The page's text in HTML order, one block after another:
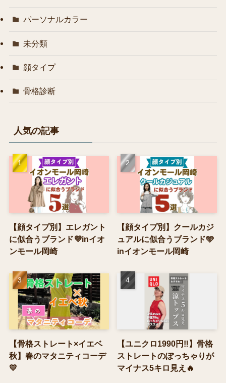
パーソナルカラー
未分類
顔タイプ
骨格診断
人気の記事
【顔タイプ別】エレガント
に似合うブランド💜inイオ
ンモール岡崎
【顔タイプ別】クールカジ
ュアルに似合うブランド🩵
inイオンモール岡崎
【骨格ストレート×イエベ
秋】春のマタニティコーデ
💛
【ユニクロ1990円‼】骨格
ストレートのぽっちゃりが
マイナス5キロ見え🔥